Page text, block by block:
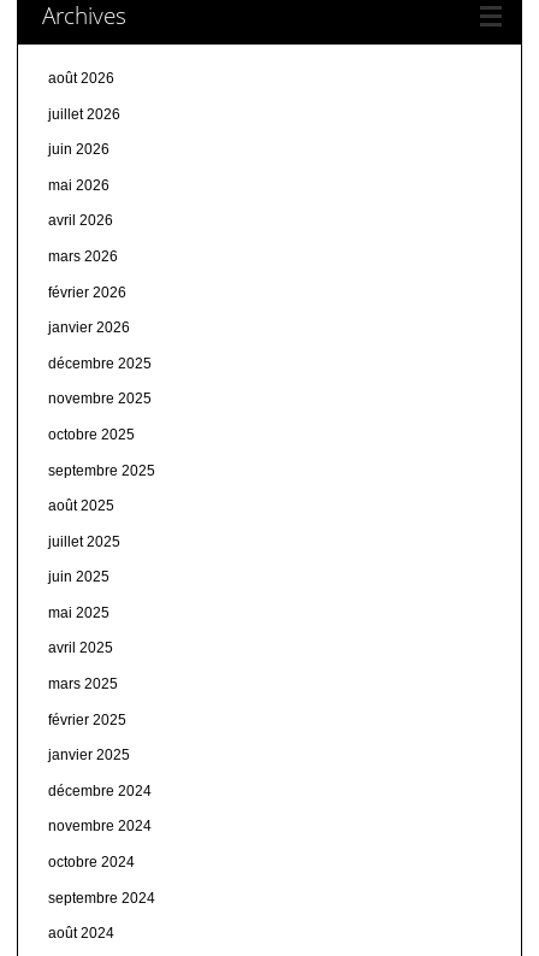
Archives
août 2026
juillet 2026
juin 2026
mai 2026
avril 2026
mars 2026
février 2026
janvier 2026
décembre 2025
novembre 2025
octobre 2025
septembre 2025
août 2025
juillet 2025
juin 2025
mai 2025
avril 2025
mars 2025
février 2025
janvier 2025
décembre 2024
novembre 2024
octobre 2024
septembre 2024
août 2024